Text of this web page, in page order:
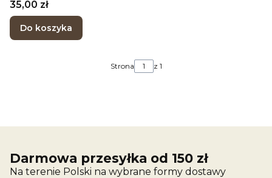
Cena
35,00 zł
Do koszyka
Strona z 1
Darmowa przesyłka od 150 zł
Na terenie Polski na wybrane formy dostawy